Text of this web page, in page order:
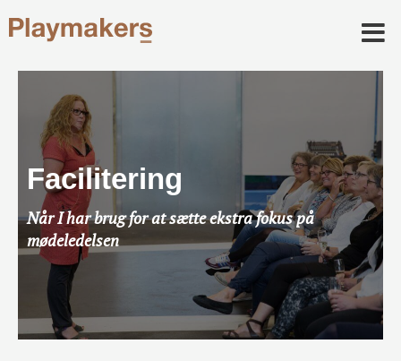
Facilitering
Når I har brug for at sætte ekstra fokus på
mødeledelsen